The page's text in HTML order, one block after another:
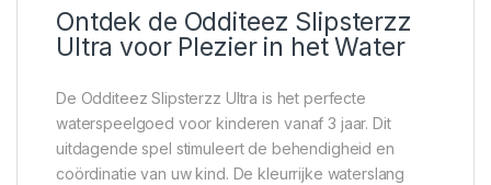
Ontdek de Odditeez Slipsterzz
Ultra voor Plezier in het Water
De Odditeez Slipsterzz Ultra is het perfecte
waterspeelgoed voor kinderen vanaf 3 jaar. Dit
uitdagende spel stimuleert de behendigheid en
coördinatie van uw kind. De kleurrijke waterslang